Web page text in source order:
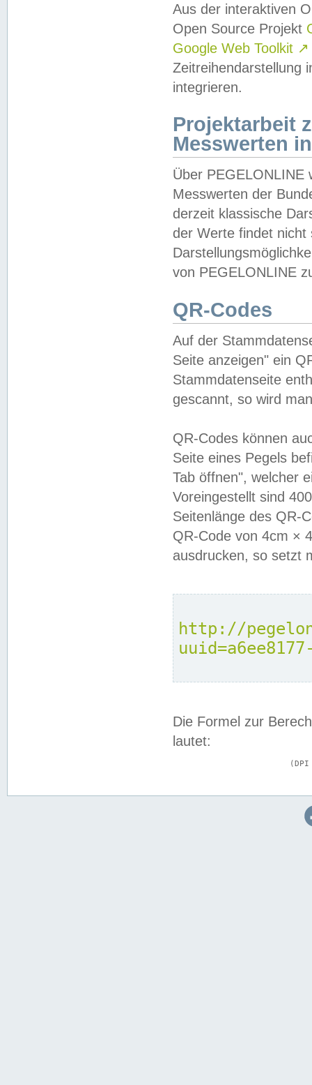
Aus der interaktiven
Open Source Projekt
Google Web Toolkit ↗
Zeitreihendarstellung
integrieren.
Projektarbeit
Messwerten
Über PEGELONLINE
Messwerten der
derzeit klassische
der Werte findet
von PEGELONLINE
QR-Codes
Auf der
Seite anzeigen" ein
Stammdatenseite
gescannt, so wird
QR-Codes können
Seite eines Pegels
Tab öffnen", welcher
Voreingestellt sind
Seitenlänge des QR-
QR-Code von 4cm ×
ausdrucken, so setzt
http://
Die Formel zur
lautet: